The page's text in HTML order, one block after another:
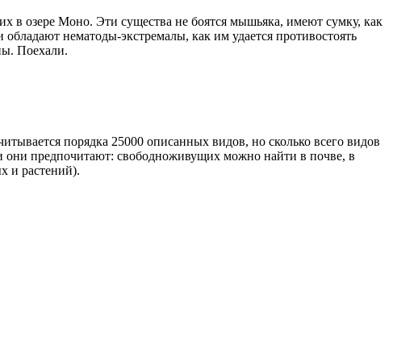
озере Моно. Эти существа не боятся мышьяка, имеют сумку, как
нематоды-экстремалы, как им удается противостоять
Поехали.
порядка 25000 описанных видов, но сколько всего видов
они предпочитают: свободноживущих можно найти в почве, в
и растений).